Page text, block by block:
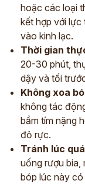
hoặc các loại
kết hợp với lực
vào kinh lạc.
Thời gian
20-30 phút,
dậy và tối
Không xoa
không tác
bầm tím nặng
đỏ rực.
Tránh lúc
uống rượu bia,
bóp lúc này